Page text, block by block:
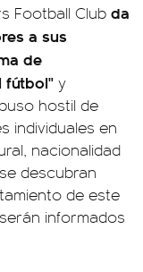
Football Club da
a sus
de
fútbol" y
hostil de
individuales en
nacionalidad
descubran
de este
informados